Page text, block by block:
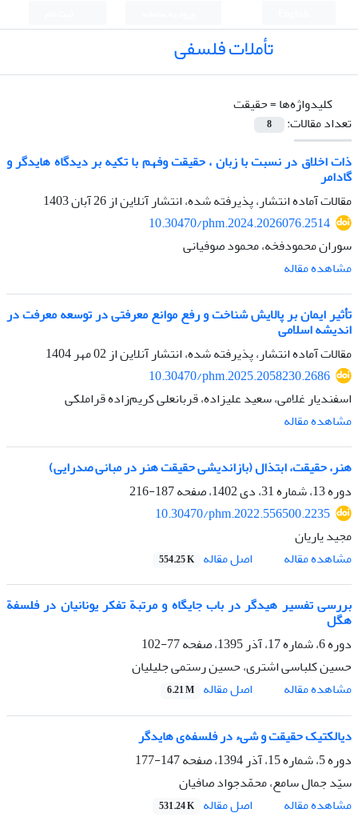
تأملات فلسفی
کلیدواژه‌ها =حقیقت
تعداد مقالات:
8
ذات اخلاق در نسبت با زبان ، حقیقت وفهم با تکیه بر دیدگاه هایدگر و
گادامر
مقالات آماده انتشار، پذیرفته شده، انتشار آنلاین از26 آبان 1403
10.30470/phm.2024.2026076.2514
سوران محمودفخه، محمود صوفیانی
مشاهده مقاله
تأثیر ایمان بر پالایش شناخت و رفع موانع معرفتی در توسعه معرفت در
اندیشه اسلامی
مقالات آماده انتشار، پذیرفته شده، انتشار آنلاین از02 مهر 1404
10.30470/phm.2025.2058230.2686
اسفندیار غلامی، سعید علیزاده، قربانعلی کریم‌زاده قراملکی
مشاهده مقاله
هنر، حقیقت، ابتذال (بازاندیشی حقیقت هنر در مبانی صدرایی)
دوره 13، شماره 31، دی 1402، صفحه
187-216
10.30470/phm.2022.556500.2235
مجید یاریان
مشاهده مقاله
اصل مقاله 554.25 K
بررسی تفسیر هیدگر در باب جایگاه و مرتبة تفکر یونانیان در فلسفة
هگل
دوره 6، شماره 17، آذر 1395، صفحه
77-102
حسین کلباسی اشتری، حسین رستمی جلیلیان
مشاهده مقاله
اصل مقاله 6.21 M
دیالکتیک حقیقت و شیء در فلسفه‌ی هایدگر
دوره 5، شماره 15، آذر 1394، صفحه
147-177
سیّد جمال سامع، محمّدجواد صافیان
مشاهده مقاله
اصل مقاله 531.24 K